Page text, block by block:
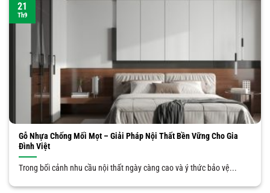
Gỗ Nhựa Chống Mối Mọt – Giải Pháp Nội Thất Bền Vững Cho Gia
Đình Việt
Trong bối cảnh nhu cầu nội thất ngày càng cao và ý thức bảo vệ...
21
Th9